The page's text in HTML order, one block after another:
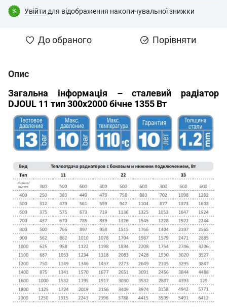
% Увійти для відображення накопичувальної знижки
До обраного Порівняти
Опис
Загальна інформація – сталевий радіатор
DJOUL 11 тип 300х2000 бічне 1355 Вт